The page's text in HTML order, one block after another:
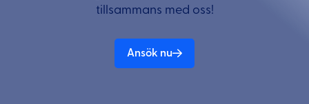
tillsammans med oss!
Ansök nu